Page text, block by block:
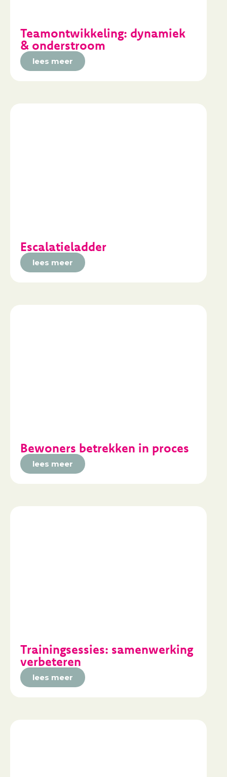
Teamontwikkeling: dynamiek
& onderstroom
lees meer
Escalatieladder
lees meer
Bewoners betrekken in proces
lees meer
Trainingsessies: samenwerking
verbeteren
lees meer